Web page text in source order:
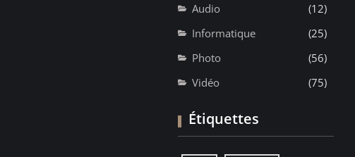
Audio
(12)
Informatique
(25)
Photo
(56)
Vidéo
(75)
Étiquettes